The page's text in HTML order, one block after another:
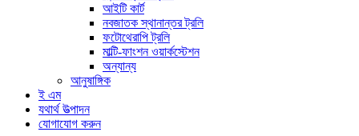
আইটি কার্ট
নবজাতক স্থানান্তর ট্রলি
ফটোথেরাপি ট্রলি
মাল্টি-ফাংশন ওয়ার্কস্টেশন
অন্যান্য
আনুষাঙ্গিক
ই এম
যথার্থ উত্পাদন
যোগাযোগ করুন